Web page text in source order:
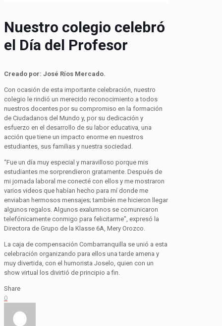
Nuestro colegio celebró
el Día del Profesor
Creado por: José Ríos Mercado.
Con ocasión de esta importante celebración, nuestro
colegio le rindió un merecido reconocimiento a todos
nuestros docentes por su compromiso en la formación
de Ciudadanos del Mundo y, por su dedicación y
esfuerzo en el desarrollo de su labor educativa, una
acción que tiene un impacto enorme en nuestros
estudiantes, sus familias y nuestra sociedad.
“Fue un día muy especial y maravilloso porque mis
estudiantes me sorprendieron gratamente. Después de
mi jornada laboral me conecté con ellos y me mostraron
varios videos que habían hecho para mí donde me
enviaban hermosos mensajes; también me hicieron llegar
algunos regalos. Algunos exalumnos se comunicaron
telefónicamente conmigo para felicitarme”, expresó la
Directora de Grupo de la Klasse 6A, Mery Orozco.
La caja de compensación Combarranquilla se unió a esta
celebración organizando para ellos una tarde amena y
muy divertida, con el humorista Joselo, quien con un
show virtual los divirtió de principio a fin.
Share
0